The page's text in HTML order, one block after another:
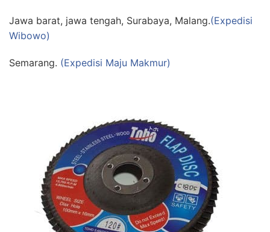
Jawa barat, jawa tengah, Surabaya, Malang.(Expedisi
Wibowo)
Semarang. (Expedisi Maju Makmur)